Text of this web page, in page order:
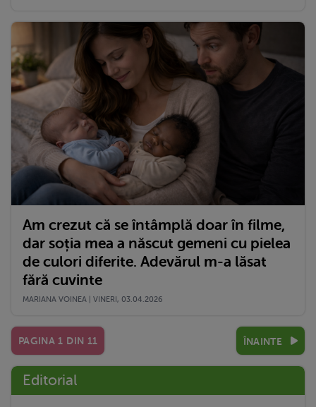
Am crezut că se întâmplă doar în filme,
dar soția mea a născut gemeni cu pielea
de culori diferite. Adevărul m-a lăsat
fără cuvinte
MARIANA VOINEA | VINERI, 03.04.2026
PAGINA 1 DIN 11 ÎNAINTE
Editorial